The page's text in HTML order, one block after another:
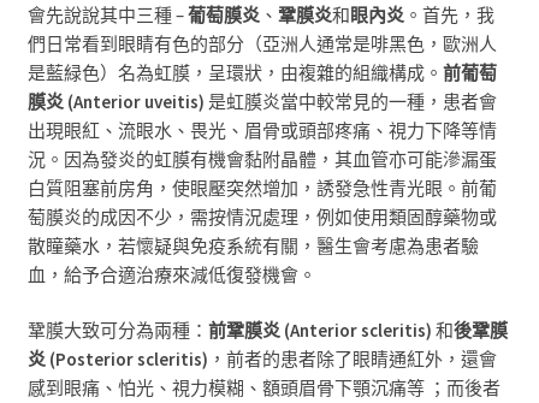
會先說說其中三種–葡萄膜炎、 鞏膜炎和眼內炎。首先，我
們日常看到眼睛有色的部分（亞洲人通常是啡黑色，歐洲人
是藍緑色）名為虹膜，呈環狀，由複雜的組織構成。 前葡萄
膜炎 (Anterior uveitis) 是虹膜炎當中較常見的一種，患者會
出現眼紅、流眼水、畏光、眉骨或頭部疼痛、視力下降等情
況。因為發炎的虹膜有機會黏附晶體，其血管亦可能滲漏蛋
白質阻塞前房角，使眼壓突然增加，誘發急性青光眼。前葡
萄膜炎的成因不少，需按情況處理，例如使用類固醇藥物或
散瞳藥水，若懷疑與免疫系統有關，醫生會考慮為患者驗
血，給予合適治療來減低復發機會。
鞏膜大致可分為兩種： 前鞏膜炎 (Anterior scleritis) 和後鞏膜
炎 (Posterior scleritis) ，前者的患者除了眼睛通紅外，還會
感到眼痛、怕光、視力模糊、額頭眉骨下顎沉痛等 ；而後者